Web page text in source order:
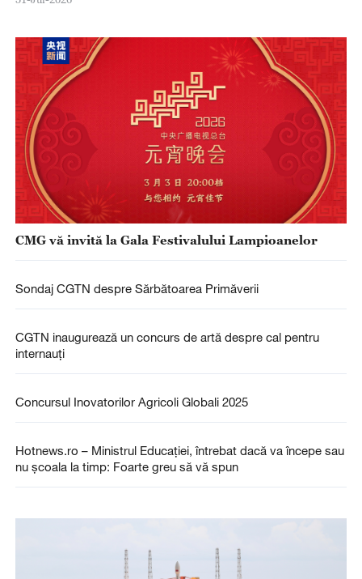
CMG vă invită la Gala Festivalului Lampioanelor
Sondaj CGTN despre Sărbătoarea Primăverii
CGTN inaugurează un concurs de artă despre cal pentru
internauți
Concursul Inovatorilor Agricoli Globali 2025
Hotnews.ro – Ministrul Educaţiei, întrebat dacă va începe sau
nu şcoala la timp: Foarte greu să vă spun